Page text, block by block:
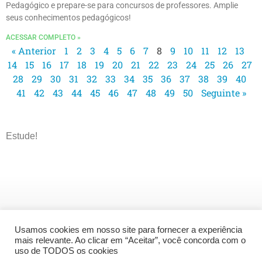
Pedagógico e prepare-se para concursos de professores. Amplie
seus conhecimentos pedagógicos!
ACESSAR COMPLETO »
« Anterior 1 2 3 4 5 6 7 8 9 10 11 12
13
14
15 16 17 18 19 20 21 22 23 24 25 26
27
28
29 30 31 32 33 34 35 36 37 38 39
40
41
42 43 44 45 46 47 48 49 50 Seguinte »
Estude!
Usamos cookies em nosso site para fornecer a experiência
mais relevante. Ao clicar em “Aceitar”, você concorda com o
uso de TODOS os cookies